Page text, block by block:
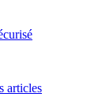
articles